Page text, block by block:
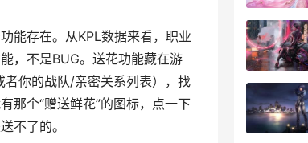
能存在。从KPL数据来看，职业
，不是BUG。送花功能藏在游
你的战队/亲密关系列表），找
那个“赠送鲜花”的图标，点一下
不了的。